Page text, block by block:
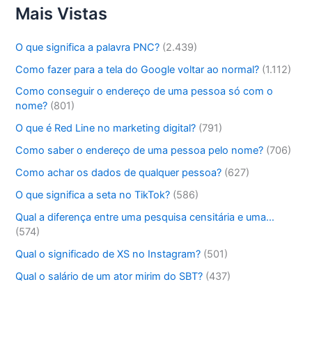
Mais Vistas
O que significa a palavra PNC? (2.439)
Como fazer para a tela do Google voltar ao normal? (1.112)
Como conseguir o endereço de uma pessoa só com o
nome? (801)
O que é Red Line no marketing digital? (791)
Como saber o endereço de uma pessoa pelo nome? (706)
Como achar os dados de qualquer pessoa? (627)
O que significa a seta no TikTok? (586)
Qual a diferença entre uma pesquisa censitária e uma…
(574)
Qual o significado de XS no Instagram? (501)
Qual o salário de um ator mirim do SBT? (437)